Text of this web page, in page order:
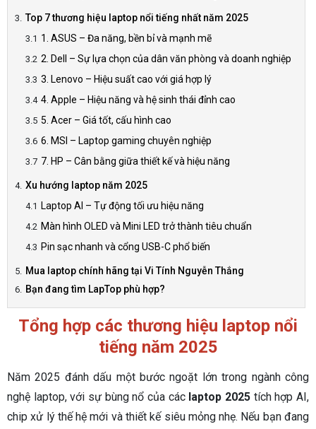
Top 7 thương hiệu laptop nổi tiếng nhất năm 2025
1. ASUS – Đa năng, bền bỉ và mạnh mẽ
2. Dell – Sự lựa chọn của dân văn phòng và doanh nghiệp
3. Lenovo – Hiệu suất cao với giá hợp lý
4. Apple – Hiệu năng và hệ sinh thái đỉnh cao
5. Acer – Giá tốt, cấu hình cao
6. MSI – Laptop gaming chuyên nghiệp
7. HP – Cân bằng giữa thiết kế và hiệu năng
Xu hướng laptop năm 2025
Laptop AI – Tự động tối ưu hiệu năng
Màn hình OLED và Mini LED trở thành tiêu chuẩn
Pin sạc nhanh và cổng USB-C phổ biến
Mua laptop chính hãng tại Vi Tính Nguyễn Thắng
Bạn đang tìm LapTop phù hợp?
Tổng hợp các thương hiệu laptop nổi
tiếng năm 2025
Năm 2025 đánh dấu một bước ngoặt lớn trong ngành công
nghệ laptop, với sự bùng nổ của các laptop 2025 tích hợp AI,
chip xử lý thế hệ mới và thiết kế siêu mỏng nhẹ. Nếu bạn đang